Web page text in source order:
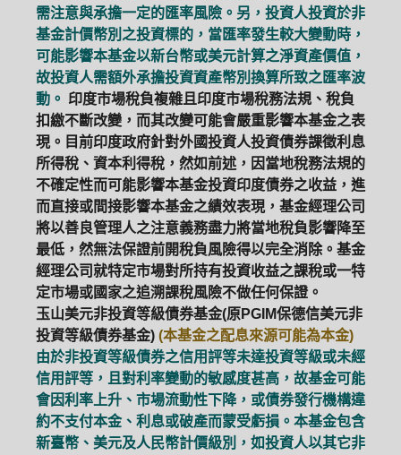
需注意與承擔一定的匯率風險。另，投資人投資於非
基金計價幣別之投資標的，當匯率發生較大變動時，
可能影響本基金以新台幣或美元計算之淨資產價值，
故投資人需額外承擔投資資產幣別換算所致之匯率波
動。 印度市場稅負複雜且印度市場稅務法規、稅負
扣繳不斷改變，而其改變可能會嚴重影響本基金之表
現。目前印度政府針對外國投資人投資債券課徵利息
所得稅、資本利得稅，然如前述，因當地稅務法規的
不確定性而可能影響本基金投資印度債券之收益，進
而直接或間接影響本基金之績效表現，基金經理公司
將以善良管理人之注意義務盡力將當地稅負影響降至
最低，然無法保證前開稅負風險得以完全消除。基金
經理公司就特定市場對所持有投資收益之課稅或一特
定市場或國家之追溯課稅風險不做任何保證。
玉山美元非投資等級債券基金(原PGIM保德信美元非
投資等級債券基金) (本基金之配息來源可能為本金)
由於非投資等級債券之信用評等未達投資等級或未經
信用評等，且對利率變動的敏感度甚高，故基金可能
會因利率上升、市場流動性下降，或債券發行機構違
約不支付本金、利息或破產而蒙受虧損。本基金包含
新臺幣、美元及人民幣計價級別，如投資人以其它非